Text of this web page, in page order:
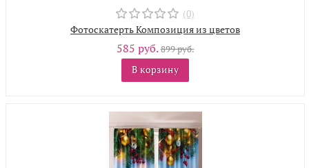
(0)
Фотоскатерть Композиция из цветов
585 руб.899 руб.
В корзину